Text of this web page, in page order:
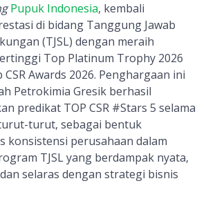
Pupuk Indonesia, kembali
di bidang Tanggung Jawab
(TJSL) dengan meraih
Top Platinum Trophy 2026
Awards 2026. Penghargaan ini
Petrokimia Gresik berhasil
predikat TOP CSR #Stars 5 selama
turut, sebagai bentuk
konsistensi perusahaan dalam
TJSL yang berdampak nyata,
selaras dengan strategi bisnis